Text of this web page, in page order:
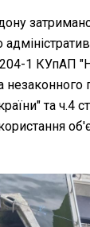
1 КУпАП
незаконного
та ч.4